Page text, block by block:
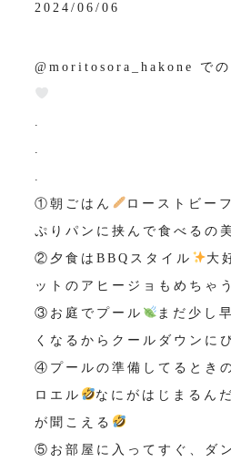
2024/06/06
@moritosora_hakone での
.
.
.
①朝ごはん
ローストビー
ぷりパンに挟んで食べるの
②夕食はBBQスタイル
大
ットのアヒージョもめちゃ
③お庭でプール
まだ少し
くなるからクールダウンに
④プールの準備してるとき
ロエル
なにがはじまるん
が聞こえる
⑤お部屋に入ってすぐ、ダ